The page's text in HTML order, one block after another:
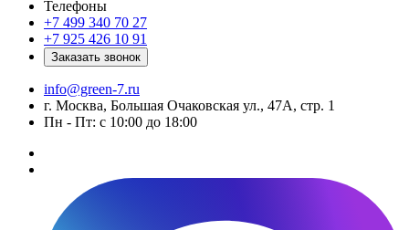
Телефоны
+7 499 340 70 27
+7 925 426 10 91
Заказать звонок
info@green-7.ru
г. Москва, Большая Очаковская ул., 47А, стр. 1
Пн - Пт: с 10:00 до 18:00